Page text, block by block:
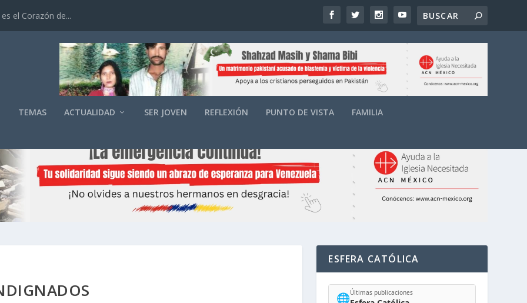
el Corazón de...
TEMAS ACTUALIDAD SER JOVEN REFLEXIÓN PUNTO DE VISTA FAMILIA
ESFERA CATÓLICA
🌐Últimas publicaciones